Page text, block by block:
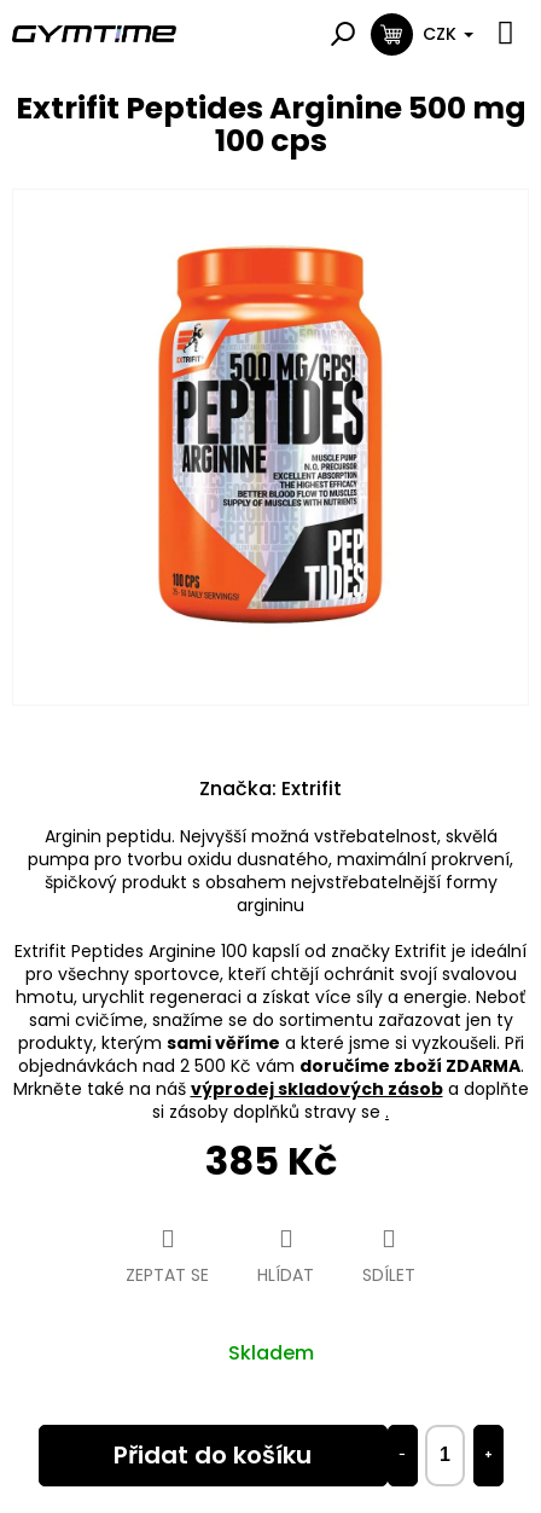
na
NÁKUPNÍ
CZK
Extrifit Peptides Arginine 500 mg
100 cps
385 Kč
Skladem
+
−
Přidat do košíku
Arginin peptidu. Nejvyšší možná vstřebatelnost, skvělá
pumpa pro tvorbu oxidu dusnatého, maximální prokrvení,
špičkový produkt s obsahem nejvstřebatelnější formy
argininu
Extrifit Peptides Arginine 100 kapslí od značky Extrifit je ideální
pro všechny sportovce, kteří chtějí ochránit svojí svalovou
hmotu, urychlit regeneraci a získat více síly a energie. Neboť
sami cvičíme, snažíme se do sortimentu zařazovat jen ty
produkty, kterým sami věříme a které jsme si vyzkoušeli. Při
objednávkách nad 2 500 Kč vám doručíme zboží ZDARMA.
Mrkněte také na náš výprodej skladových zásoba doplňte
si zásoby doplňků stravy se .
ZEPTAT SE HLÍDAT SDÍLET
Značka: Extrifit